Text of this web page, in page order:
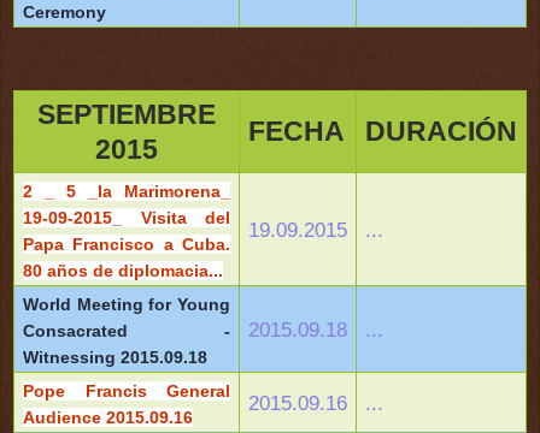
Ceremony
SEPTIEMBRE
2015
FECHA DURACIÓN
2 _ 5 _la Marimorena_
19-09-2015_ Visita del
Papa Francisco a Cuba.
80 años de diplomacia...
19.09.2015 ...
World Meeting for Young
Consacrated -
Witnessing 2015.09.18
2015.09.18 ...
Pope Francis General
Audience 2015.09.16
2015.09.16 ...